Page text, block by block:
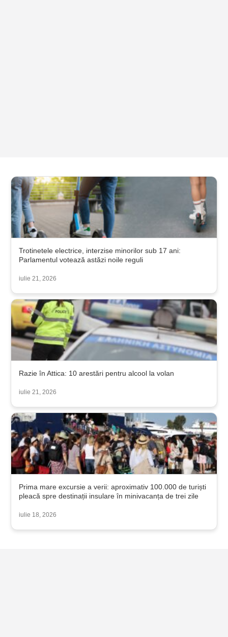
Trotinetele electrice, interzise minorilor sub 17 ani:
Parlamentul votează astăzi noile reguli
iulie 21, 2026
Razie în Attica: 10 arestări pentru alcool la volan
iulie 21, 2026
Prima mare excursie a verii: aproximativ 100.000 de turiști
pleacă spre destinații insulare în minivacanța de trei zile
iulie 18, 2026